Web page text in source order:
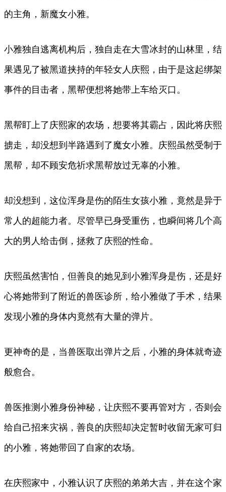
的主角，新魔女小雅。
小雅独自逃离机构后，独自走在大雪冰封的山林里，结
果遇见了被黑道挟持的年轻女人庆熙，由于是这起绑架
事件的目击者，黑帮便想将她带上车给灭口。
黑帮盯上了庆熙家的农场，想要将其霸占，因此将庆熙
掳走，却没想到半路遇到了魔女小雅。庆熙虽然受制于
黑帮，却不顾安危祈求黑帮放过无辜的小雅。
却没想到，这位浑身是伤的陌生女孩小雅，竟然是异于
常人的超能力者。尽管早已身受重伤，也瞬间将几个高
大的男人给击倒，拯救了庆熙的性命。
庆熙虽然害怕，但善良的她见到小雅浑身是伤，还是好
心将她带到了附近的兽医诊所，给小雅做了手术，结果
发现小雅的身体内竟然有大量的弹片。
更神奇的是，当兽医取出弹片之后，小雅的身体就奇迹
般愈合。
兽医推测小雅身份神秘，让庆熙不要再管对方，否则会
给自己招来灾祸，善良的庆熙却决定暂时收留无家可归
的小雅，将她带回了自家的农场。
在庆熙家中，小雅认识了庆熙的弟弟大吉，并在这个家